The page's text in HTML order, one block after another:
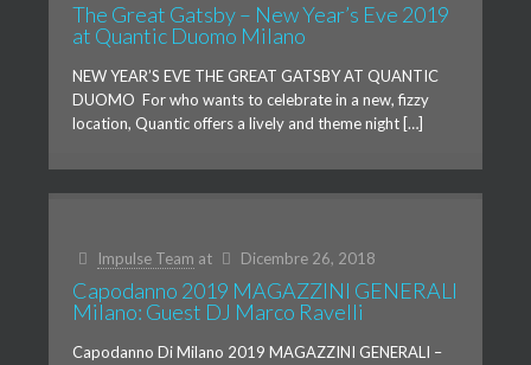
The Great Gatsby – New Year’s Eve 2019
at Quantic Duomo Milano
NEW YEAR’S EVE THE GREAT GATSBY AT QUANTIC
DUOMO For who wants to celebrate in a new, fizzy
location, Quantic offers a lively and theme night […]
Impulse Team at Dicembre 26, 2018
Capodanno 2019 MAGAZZINI GENERALI
Milano: Guest DJ Marco Ravelli
Capodanno Di Milano 2019 MAGAZZINI GENERALI –